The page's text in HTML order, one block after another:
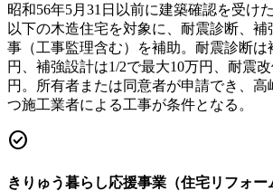
昭和56年5月31日以前に建築確認を受け
以下の木造住宅を対象に、耐震診断、
事（工事監理含む）を補助。耐震診断は
円、補強設計は1/2で最大10万円、耐震
円。所有者または同意者が申請でき、
つ施工業者による工事が条件となる。
check_circle
きりゅう暮らし応援事業（住宅リフォー